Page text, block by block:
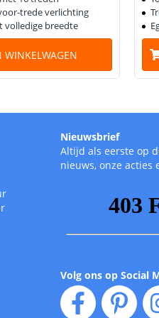
trede verlichting
volledige breedte
WINKELWAGEN
Nieuwsbrief
Altijd als eerste op
nieuws, onze acties
Volg ons op Social